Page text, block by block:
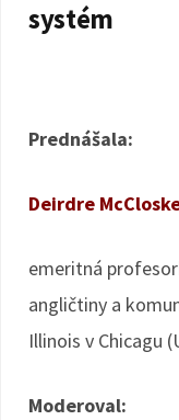
systém
Prednášala:
Deirdre
emeritná
angličtiny a
Illinois v Chicagu
Moderoval: